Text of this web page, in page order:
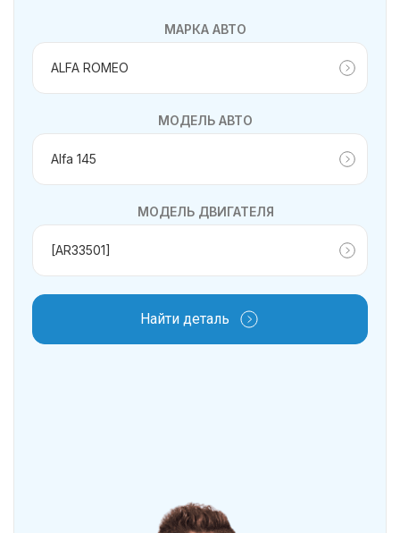
МАРКА АВТО
МОДЕЛЬ АВТО
МОДЕЛЬ ДВИГАТЕЛЯ
Найти деталь